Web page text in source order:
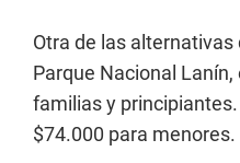
Otra de las alternativas
Parque Nacional
familias y
$74.000 para menores.